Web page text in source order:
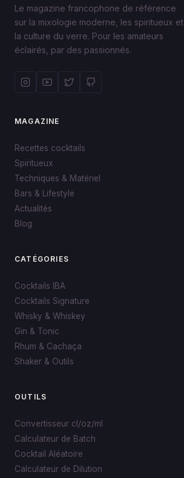
Le magazine francophone de référence
sur la mixologie moderne, les spiritueux et
la culture du verre. Pour les amateurs
éclairés, par des passionnés.
MAGAZINE
Recettes cocktails
Spiritueux
Techniques & Matériel
Bars & Lifestyle
Actualités
Blog
CATÉGORIES
Cocktails IBA
Cocktails Signature
Whisky & Whiskey
Gin & Tonic
Rhum & Cachaça
Shaker & Outils
OUTILS
Convertisseur cl/oz/ml
Calculateur de Batch
Cocktail Aléatoire
Calculateur de Dilution